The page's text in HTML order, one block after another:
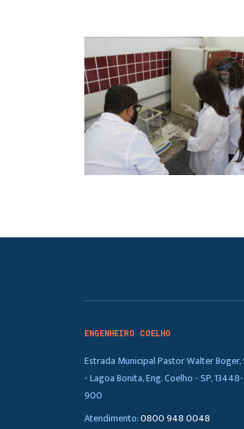
ENGENHEIRO COELHO
Estrada Municipal Pastor Walter Boger,
- Lagoa Bonita, Eng. Coelho - SP, 13448-
900
Atendimento:0800 948 0048